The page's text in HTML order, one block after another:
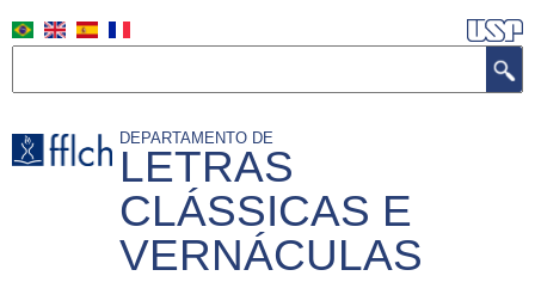
para
principal
DEPARTAMENTO DE
LETRAS
CLÁSSICAS E
VERNÁCULAS